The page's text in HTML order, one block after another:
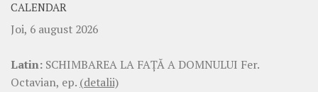
CALENDAR
Joi, 6 august 2026
Latin: SCHIMBAREA LA FAŢĂ A DOMNULUI Fer.
Octavian, ep. (detalii)